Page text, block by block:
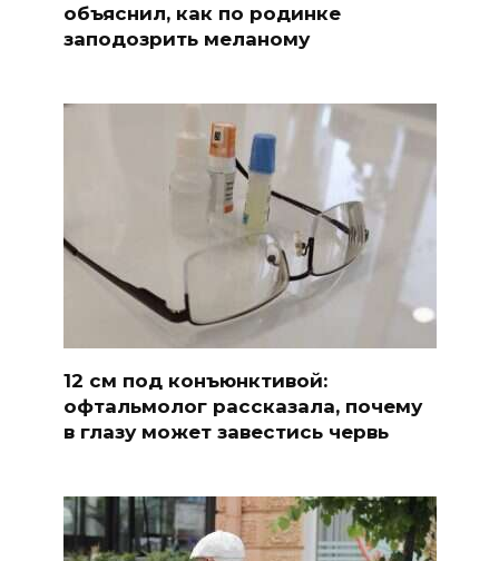
объяснил, как по родинке
заподозрить меланому
12 см под конъюнктивой:
офтальмолог рассказала, почему
в глазу может завестись червь